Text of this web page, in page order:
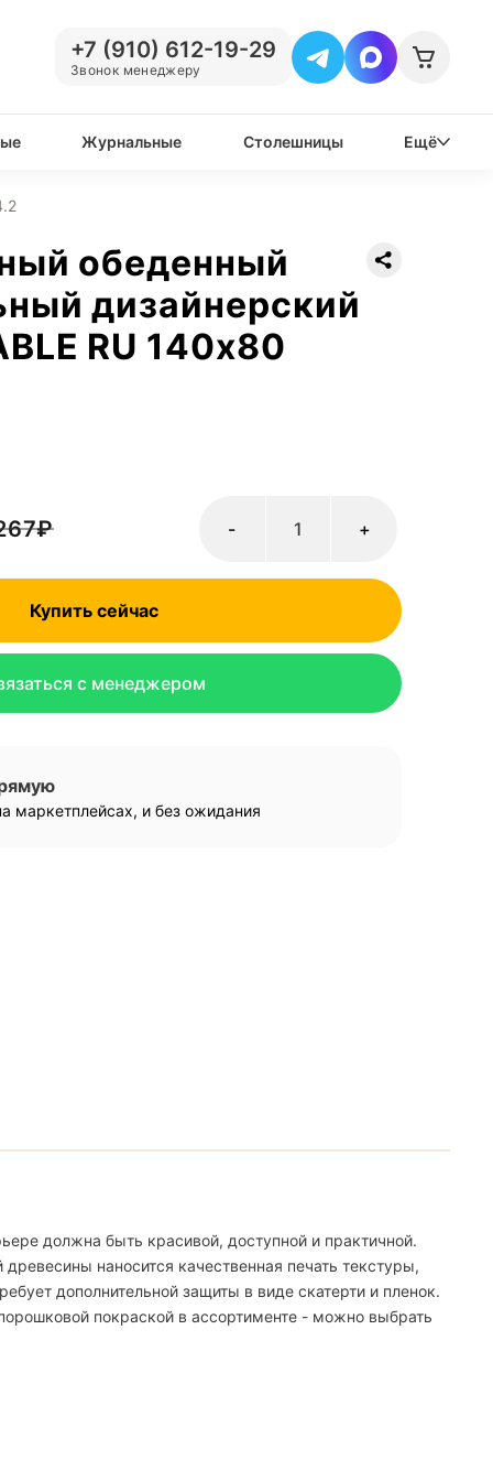
+7 (910) 612-19-29
Звонок менеджеру
Журнальные Столешницы Ещё
обеденный
дизайнерский
RU 140х80
₽ +
-
Купить сейчас
с менеджером
маркетплейсах, и без ожидания
должна быть красивой, доступной и практичной.
наносится качественная печать текстуры,
дополнительной защиты в виде скатерти и пленок.
покраской в ассортименте - можно выбрать